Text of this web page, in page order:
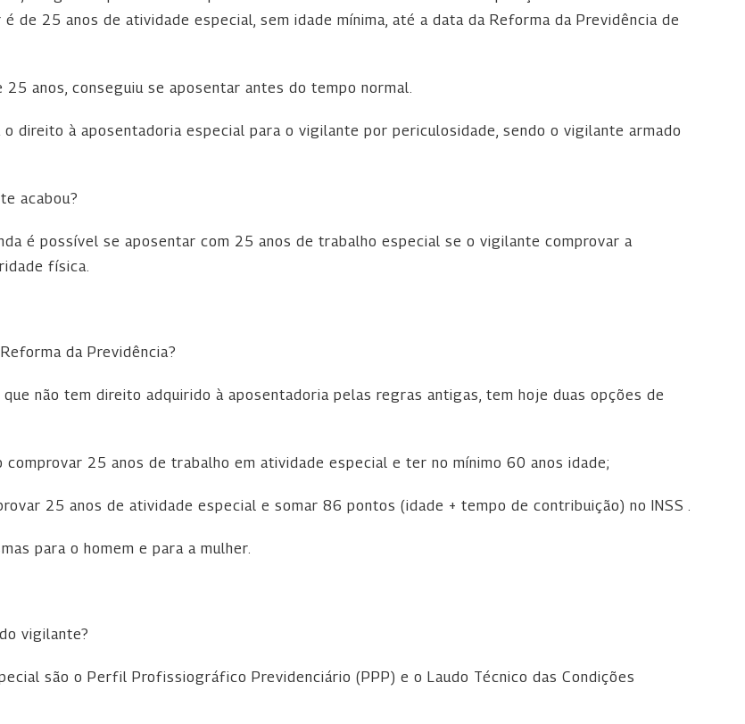
de 25 anos de atividade especial, sem idade mínima, até a data da Reforma da Previdência de
anos, conseguiu se aposentar antes do tempo normal.
o direito à aposentadoria especial para o vigilante por periculosidade, sendo o vigilante armado
acabou?
é possível se aposentar com 25 anos de trabalho especial se o vigilante comprovar a
física.
da Previdência?
não tem direito adquirido à aposentadoria pelas regras antigas, tem hoje duas opções de
25 anos de trabalho em atividade especial e ter no mínimo 60 anos idade;
25 anos de atividade especial e somar 86 pontos (idade + tempo de contribuição) no INSS .
para o homem e para a mulher.
vigilante?
são o Perfil Profissiográfico Previdenciário (PPP) e o Laudo Técnico das Condições